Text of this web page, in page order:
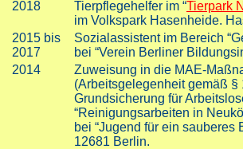
2018 Tierpflegehelfer im “Tierpark
im Volkspark Hasenheide.
2015 bis
2017
Sozialassistent im Bereich
bei “Verein Berliner
2014
Zuweisung in die MAE-
(Arbeitsgelegenheit gemäß
Grundsicherung für
“Reinigungsarbeiten in
bei “Jugend für ein sauberes
12681 Berlin.